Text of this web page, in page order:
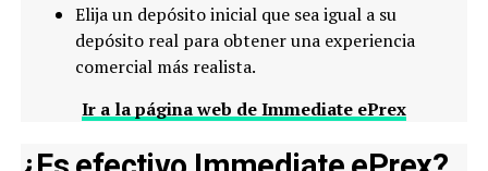
Elija un depósito inicial que sea igual a su
depósito real para obtener una experiencia
comercial más realista.
Ir a la página web de Immediate ePrex